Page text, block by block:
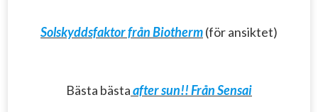
Solskyddsfaktor från Biotherm(för ansiktet)
Bästa bästaafter sun!! Från Sensai